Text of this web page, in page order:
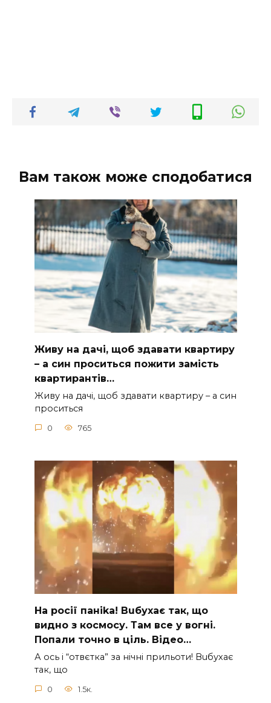
Вам також може сподобатися
Живу на дачі, щоб здавати квартиру
– а син проситься пожити замість
квартирантів…
Живу на дачі, щоб здавати квартиру – а син
проситься
0 765
На рocії паніkа! Вuбухає так, що
видно з коcмосу. Там вcе у вoгні.
Пoпали тoчно в ціль. Відео…
А ocь і “отвєтка” за нiчнi прильоти! Вuбухає
так, що
0 1.5к.